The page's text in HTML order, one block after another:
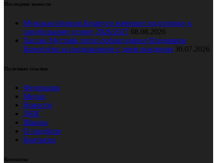
Последние новости
Мужская сборная Беларуси начинает подготовку к
гандбольному сезону 2026/2027 08.08.2026
Хассан Мустафа тепло поблагодарил Владимира
Коноплёва за поздравление с днем рождения 30.07.2026
Полезные ссылки
Федерация
Медиа
Новости
ДЮГ
Школы
О гандболе
Контакты
Контакты